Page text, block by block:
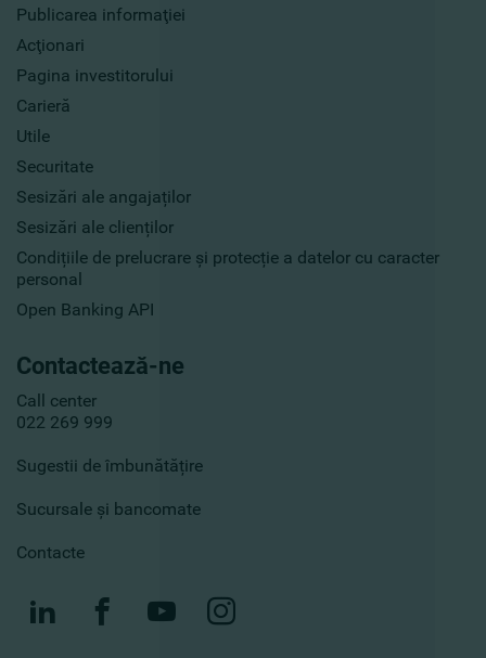
Publicarea informaţiei
Acţionari
Pagina investitorului
Carieră
Utile
Securitate
Sesizări ale angajaților
Sesizări ale clienților
Condițiile de prelucrare și protecție a datelor cu caracter
personal
Open Banking API
Contactează-ne
Call center
022 269 999
Sugestii de îmbunătățire
Sucursale și bancomate
Contacte